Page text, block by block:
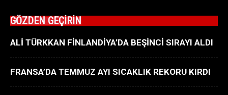
GÖZDEN GEÇİRİN
ALİ TÜRKKAN FİNLANDİYA’DA BEŞİNCİ SIRAYI ALDI
FRANSA’DA TEMMUZ AYI SICAKLIK REKORU KIRDI